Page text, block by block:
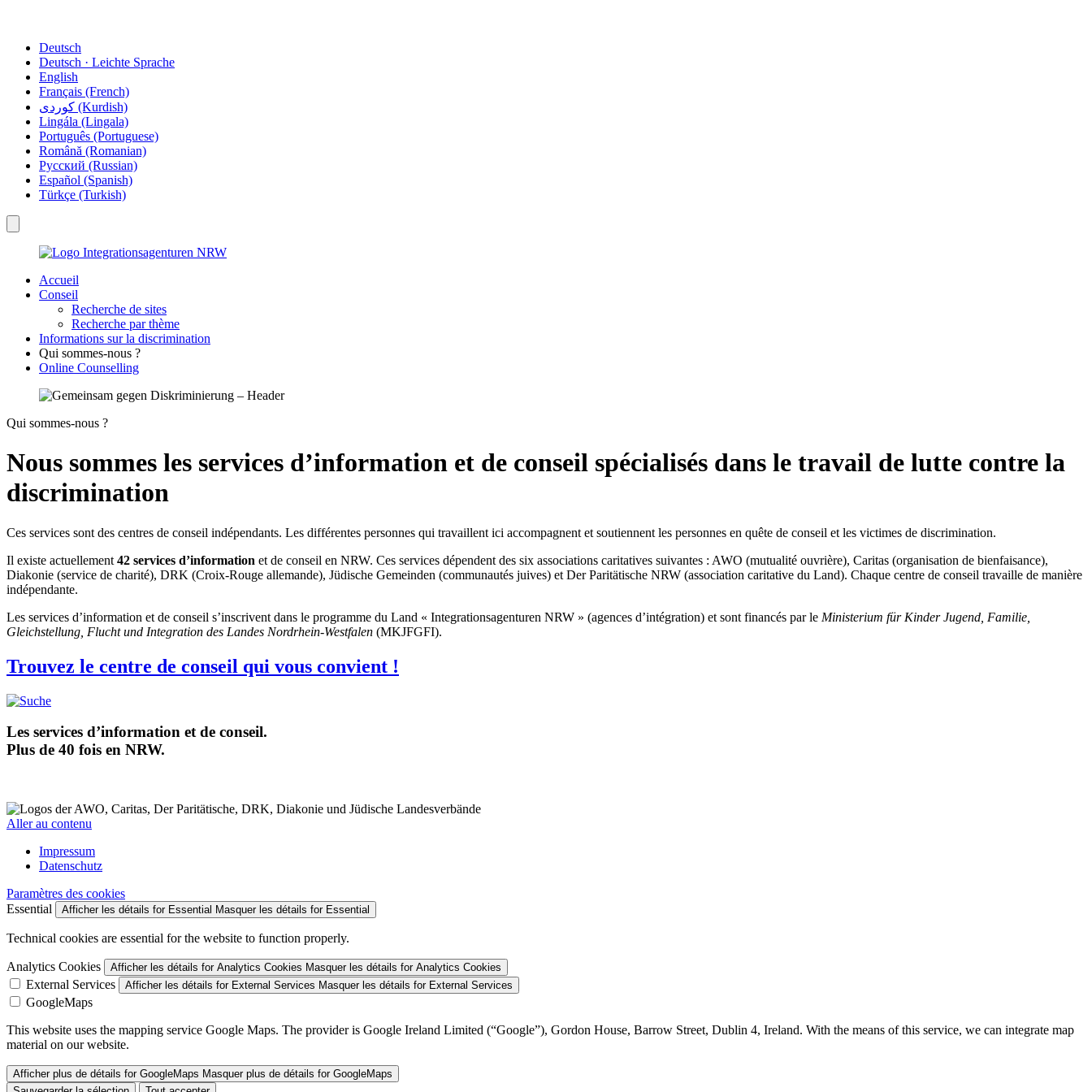
Deutsch
Deutsch · Leichte Sprache
English
Français (French)
کوردی (Kurdish)
Lingála (Lingala)
Português (Portuguese)
Română (Romanian)
Русский (Russian)
Español (Spanish)
Türkçe (Turkish)
Accueil
Conseil
Recherche de sites
Recherche par thème
Informations sur la discrimination
Qui sommes-nous ?
Online Counselling
Qui sommes-nous ?
Nous sommes les services d’information et de conseil spécialisés dans le travail de lutte contre la
discrimination
Ces services sont des centres de conseil indépendants. Les différentes personnes qui travaillent ici accompagnent et soutiennent les personnes en quête de conseil et les victimes de discrimination.
Il existe actuellement 42 services d’information et de conseil en NRW. Ces services dépendent des six associations caritatives suivantes : AWO (mutualité ouvrière), Caritas (organisation de bienfaisance),
Diakonie (service de charité), DRK (Croix-Rouge allemande), Jüdische Gemeinden (communautés juives) et Der Paritätische NRW (association caritative du Land). Chaque centre de conseil travaille de manière
indépendante.
Les services d’information et de conseil s’inscrivent dans le programme du Land « Integrationsagenturen NRW » (agences d’intégration) et sont financés par le Ministerium für Kinder Jugend, Familie,
Gleichstellung, Flucht und Integration des Landes Nordrhein-Westfalen (MKJFGFI).
Trouvez le centre de conseil qui vous convient !
Les services d’information et de conseil.
Plus de 40 fois en NRW.
Aller au contenu
Impressum
Datenschutz
Paramètres des cookies
Essential
Afficher les détails for Essential Masquer les détails for Essential
Technical cookies are essential for the website to function properly.
Analytics Cookies Afficher les détails for Analytics Cookies Masquer les détails for Analytics Cookies
External Services Afficher les détails for External Services Masquer les détails for External Services
GoogleMaps
This website uses the mapping service Google Maps. The provider is Google Ireland Limited (“Google”), Gordon House, Barrow Street, Dublin 4, Ireland. With the means of this service, we can integrate map
material on our website.
Afficher plus de détails for GoogleMaps Masquer plus de détails for GoogleMaps